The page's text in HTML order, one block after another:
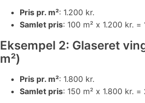
Pris pr. m²: 1.200 kr.
Samlet pris: 100 m² x 1.200 kr. =
Eksempel 2: Glaseret
m²)
Pris pr. m²: 1.800 kr.
Samlet pris: 150 m² x 1.800 kr. =